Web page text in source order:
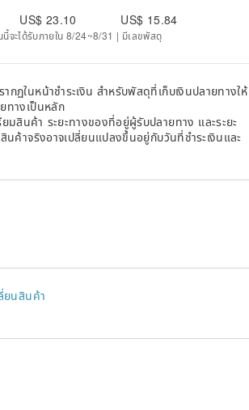
US$ 23.10 US$ 15.84
จะได้รับภายใน 8/24~8/31 | มีเลขพัสดุ
กฏในหน้าชำระเงิน สำหรับพัสดุที่เก็บเงินปลายทางให้
ทางเป็นหลัก
มสินค้า ระยะทางของที่อยู่ผู้รับปลายทาง และระยะ
นค้าจริงอาจเปลี่ยนแปลงขึ้นอยู่กับวันที่ชำระเงินและ
ยนสินค้า